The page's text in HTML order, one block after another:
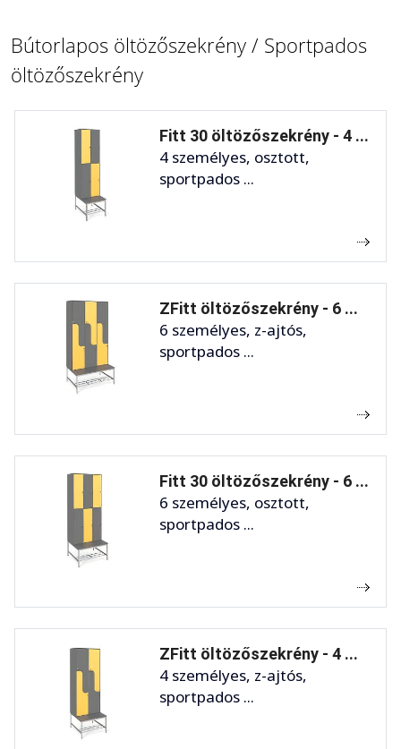
Bútorlapos öltözőszekrény / Sportpados
öltözőszekrény
Fitt 30 öltözőszekrény - 4 ...
4 személyes, osztott,
sportpados ...
ZFitt öltözőszekrény - 6 ...
6 személyes, z-ajtós,
sportpados ...
Fitt 30 öltözőszekrény - 6 ...
6 személyes, osztott,
sportpados ...
ZFitt öltözőszekrény - 4 ...
4 személyes, z-ajtós,
sportpados ...